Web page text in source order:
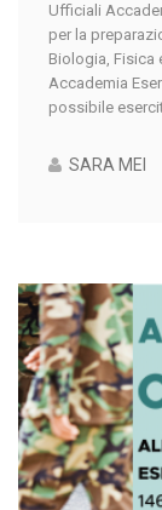
Ufficiali
per la
Biologia, Fisica
Accademia
possibile
SARA MEI